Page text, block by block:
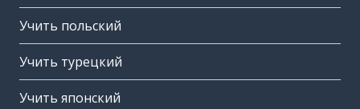
Учить польский
Учить турецкий
Учить японский